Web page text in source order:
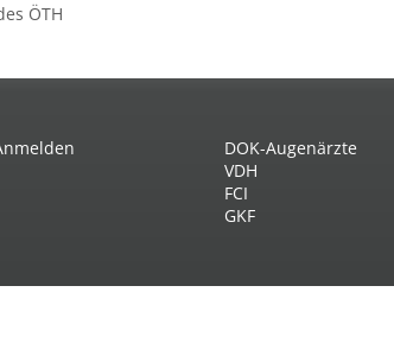
ÖTH
DOK-Augenärzte
VDH
FCI
GKF